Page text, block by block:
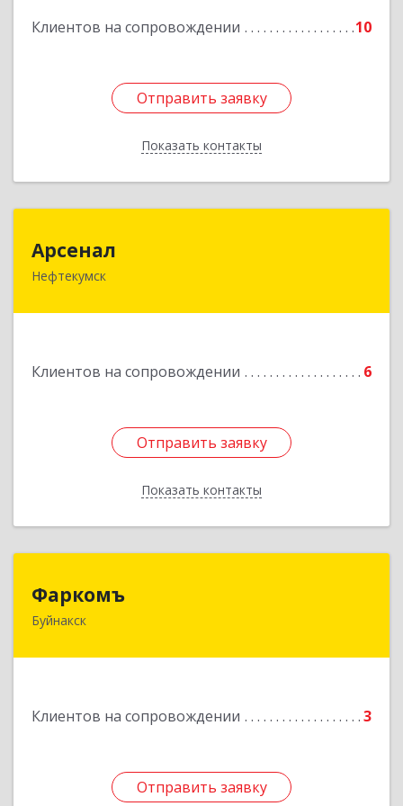
Клиентов на сопровождении 10
Отправить заявку
Показать контакты
Подробнее
Отправить заявку
Назад
Арсенал
Нефтекумск
Клиентов на сопровождении 6
Отправить заявку
Показать контакты
Отправить заявку
Назад
Фаркомъ
Буйнакск
Клиентов на сопровождении 3
Отправить заявку
Отправить заявку